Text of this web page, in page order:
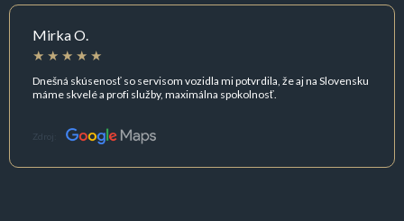
Mirka O.
Dnešná skúsenosť so servisom vozidla mi potvrdila, že aj na Slovensku
máme skvelé a profi služby, maximálna spokolnosť.
Zdroj: